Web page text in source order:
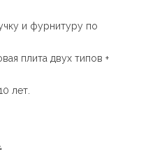
и фурнитуру по
плита двух типов +
лет.